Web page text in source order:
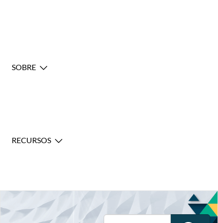
SOBRE
RECURSOS